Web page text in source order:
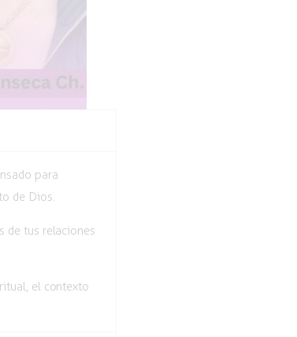
para
de Dios.
de tus relaciones
el contexto